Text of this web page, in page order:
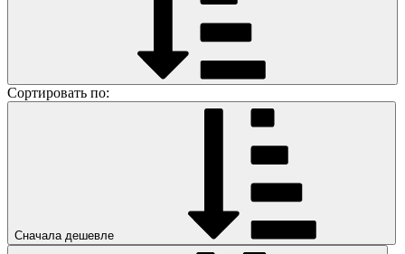
Сортировать по:
Сначала дешевле